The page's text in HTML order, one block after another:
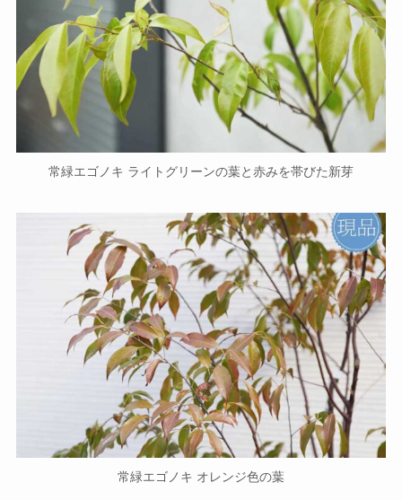
常緑エゴノキ ライトグリーンの葉と赤みを帯びた新芽
常緑エゴノキ オレンジ色の葉